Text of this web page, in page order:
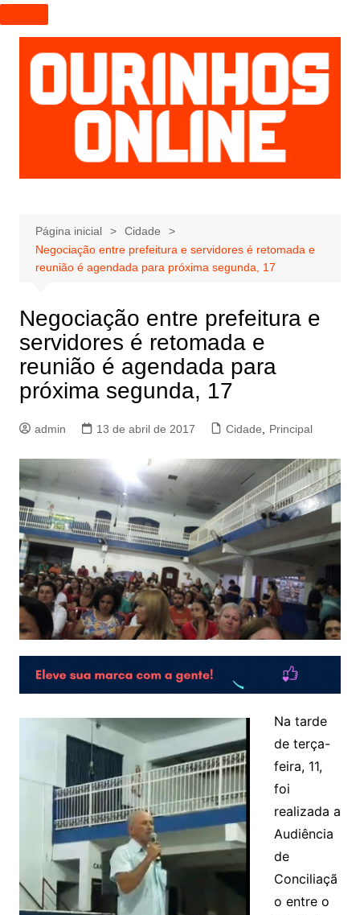
I
r
p
a
r
a
e
ú
d
Página inicial
Cidade
Negociação entre prefeitura e servidores é retomada e
reunião é agendada para próxima segunda, 17
Negociação entre prefeitura e
servidores é retomada e
reunião é agendada para
próxima segunda, 17
admin 13 de abril de 2017 Cidade Principal
Na tarde
de terça-
feira, 11,
foi
realizada a
Audiência
de
Conciliaçã
o entre o